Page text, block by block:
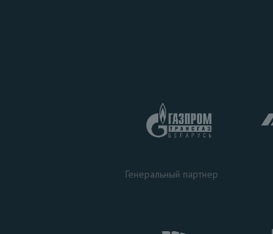
Генеральный партнер